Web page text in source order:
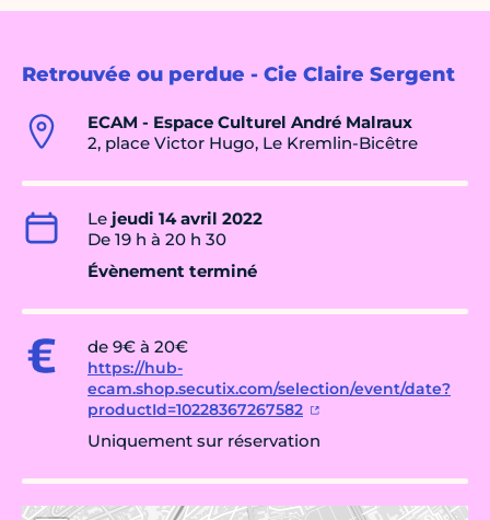
Retrouvée ou perdue - Cie Claire Sergent
ECAM - Espace Culturel André Malraux
2, place Victor Hugo, Le Kremlin-Bicêtre
Le jeudi 14 avril 2022
De 19 h à 20 h 30
Évènement terminé
de 9€ à 20€
https://hub-
ecam.shop.secutix.com/selection/event/date?
productId=10228367267582
Uniquement sur réservation